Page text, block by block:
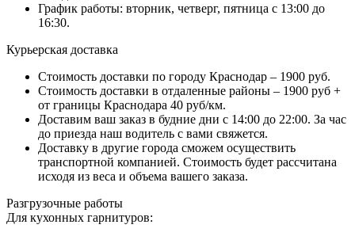
График работы: вторник, четверг, пятница с 13:00 до
16:30.
Курьерская доставка
Стоимость доставки по городу Краснодар – 1900 руб.
Стоимость доставки в отдаленные районы – 1900 руб +
от границы Краснодара 40 руб/км.
Доставим ваш заказ в будние дни с 14:00 до 22:00. За час
до приезда наш водитель с вами свяжется.
Доставку в другие города сможем осуществить
транспортной компанией. Стоимость будет рассчитана
исходя из веса и объема вашего заказа.
Разгрузочные работы
Для кухонных гарнитуров: